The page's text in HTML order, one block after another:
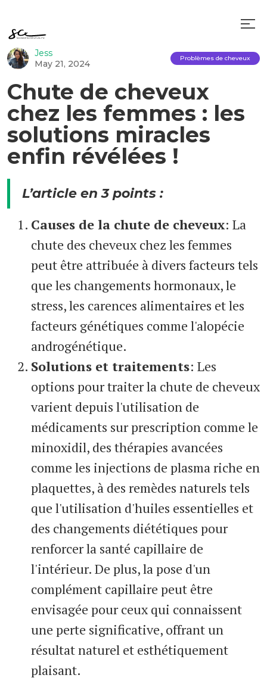
Jess
May 21, 2024
Problèmes de cheveux
Chute de cheveux
chez les femmes : les
solutions miracles
enfin révélées !
L’article en 3 points :
Causes de la chute de cheveux: La
chute des cheveux chez les femmes
peut être attribuée à divers facteurs tels
que les changements hormonaux, le
stress, les carences alimentaires et les
facteurs génétiques comme l'alopécie
androgénétique.
Solutions et traitements: Les
options pour traiter la chute de cheveux
varient depuis l'utilisation de
médicaments sur prescription comme le
minoxidil, des thérapies avancées
comme les injections de plasma riche en
plaquettes, à des remèdes naturels tels
que l'utilisation d'huiles essentielles et
des changements diététiques pour
renforcer la santé capillaire de
l'intérieur. De plus, la pose d'un
complément capillaire peut être
envisagée pour ceux qui connaissent
une perte significative, offrant un
résultat naturel et esthétiquement
plaisant.